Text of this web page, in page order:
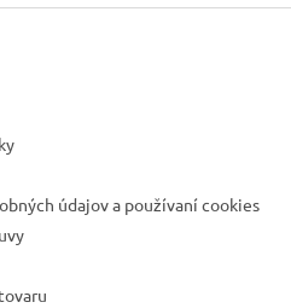
l
r
v
k
v
údajov a používaní cookies